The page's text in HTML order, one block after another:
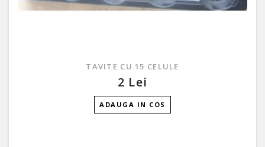
TAVITE CU 15 CELULE
2 Lei
ADAUGA IN COS